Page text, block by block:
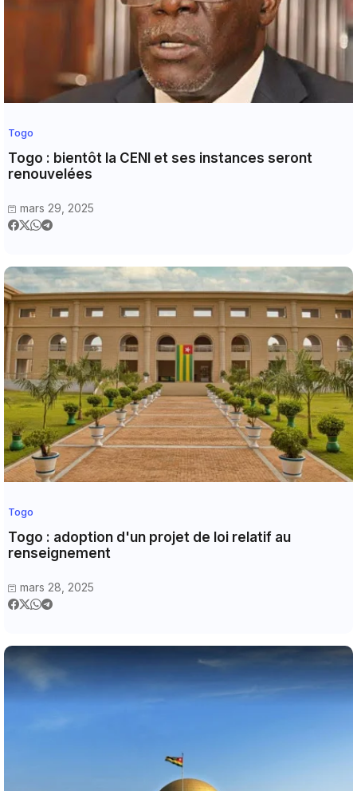
Togo
Togo : bientôt la CENI et ses instances seront
renouvelées
mars 29, 2025
Togo
Togo : adoption d'un projet de loi relatif au
renseignement
mars 28, 2025